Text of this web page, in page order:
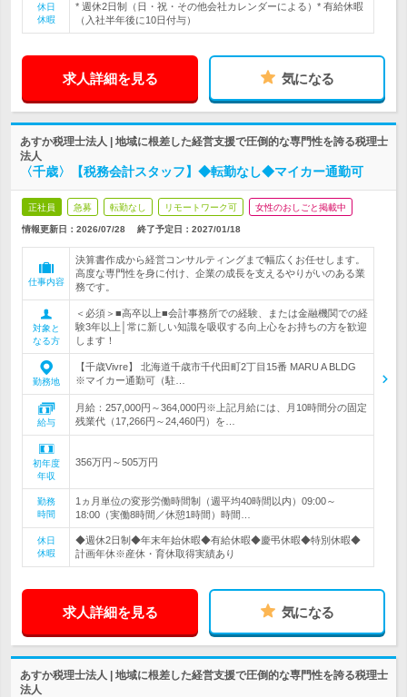
休日
休暇
* 週休2日制（日・祝・その他会社カレンダーによる）* 有給休暇
（入社半年後に10日付与）
求人詳細を見る 気になる
あすか税理士法人 | 地域に根差した経営支援で圧倒的な専門性を誇る税理士
法人
〈千歳〉【税務会計スタッフ】◆転勤なし◆マイカー通勤可
正社員 急募 転勤なし リモートワーク可 女性のおしごと掲載中
情報更新日：2026/07/28 終了予定日： 2027/01/18
仕事内容
決算書作成から経営コンサルティングまで幅広くお任せします。
高度な専門性を身に付け、企業の成長を支えるやりがいのある業
務です。
対象と
なる方
＜必須＞■高卒以上■会計事務所での経験、または金融機関での経
験3年以上│常に新しい知識を吸収する向上心をお持ちの方を歓迎
します！
勤務地
【千歳Vivre】 北海道千歳市千代田町2丁目15番 MARU A BLDG
※マイカー通勤可（駐…
給与
月給：257,000円～364,000円※上記月給には、月10時間分の固定
残業代（17,266円～24,460円）を…
初年度
年収
356万円～505万円
勤務
時間
1ヵ月単位の変形労働時間制（週平均40時間以内）09:00～
18:00（実働8時間／休憩1時間）時間…
休日
休暇
◆週休2日制◆年末年始休暇◆有給休暇◆慶弔休暇◆特別休暇◆
計画年休※産休・育休取得実績あり
求人詳細を見る 気になる
あすか税理士法人 | 地域に根差した経営支援で圧倒的な専門性を誇る税理士
法人